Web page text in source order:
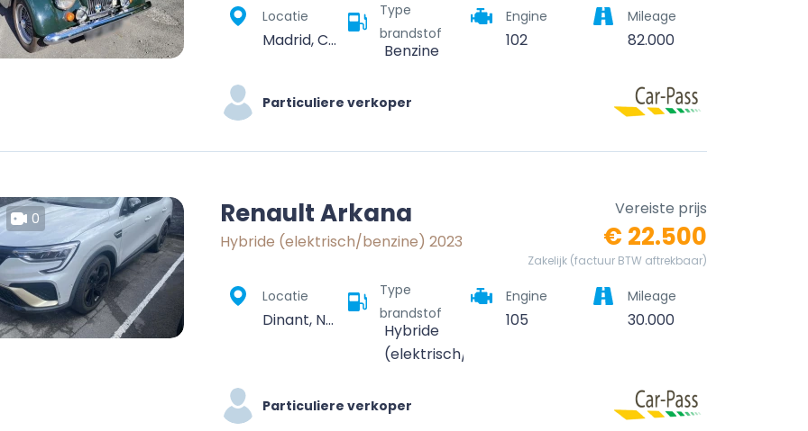
Locatie
Madrid, Community of Madrid, Spain
Type
brandstof
Benzine
Engine
102
Mileage
82.000
Particuliere verkoper
0 Renault Arkana
Hybride (elektrisch/benzine) 2023
Vereiste prijs
€ 22.500
Zakelijk (factuur BTW aftrekbaar)
Locatie
Dinant, Namur, Wallonie, Belgique
Type
brandstof
Hybride
(elektrisch/benzine)
Engine
105
Mileage
30.000
Particuliere verkoper